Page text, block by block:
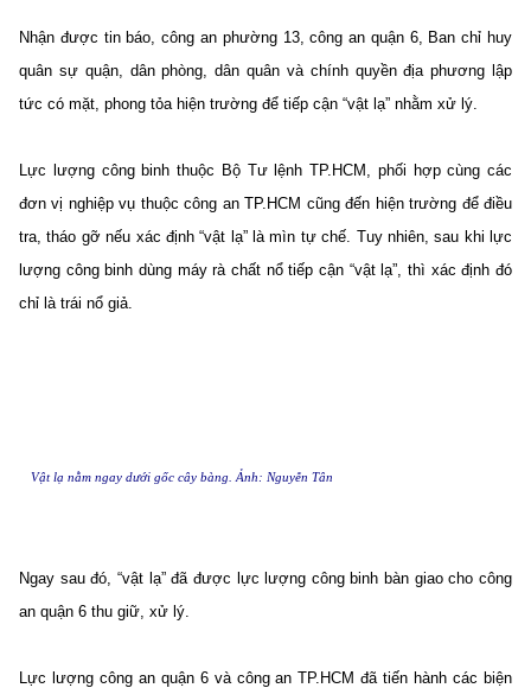
Nhận được tin báo, công an phường 13, công an quận 6, Ban chỉ huy
quân sự quận, dân phòng, dân quân và chính quyền địa phương lập
tức có mặt, phong tỏa hiện trường để tiếp cận “vật lạ” nhằm xử lý.
Lực lượng công binh thuộc Bộ Tư lệnh TP.HCM, phối hợp cùng các
đơn vị nghiệp vụ thuộc công an TP.HCM cũng đến hiện trường để điều
tra, tháo gỡ nếu xác định “vật lạ” là mìn tự chế. Tuy nhiên, sau khi lực
lượng công binh dùng máy rà chất nổ tiếp cận “vật lạ”, thì xác định đó
chỉ là trái nổ giả.
Vật lạ nằm ngay dưới gốc cây bàng. Ảnh: Nguyễn Tân
Ngay sau đó, “vật lạ” đã được lực lượng công binh bàn giao cho công
an quận 6 thu giữ, xử lý.
Lực lượng công an quận 6 và công an TP.HCM đã tiến hành các biện